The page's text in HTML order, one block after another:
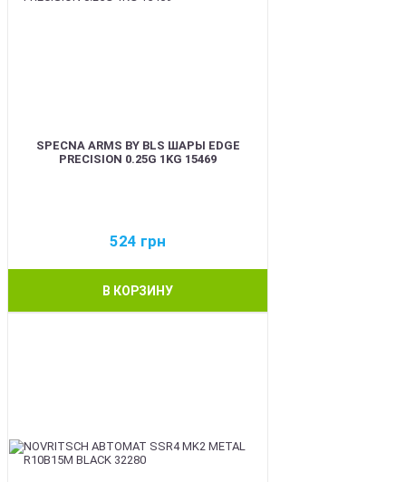
SPECNA ARMS BY BLS ШАРЫ EDGE
PRECISION 0.25G 1KG 15469
524 грн
В КОРЗИНУ